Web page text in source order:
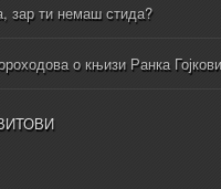
зар ти немаш стида?
о књизи Ранка